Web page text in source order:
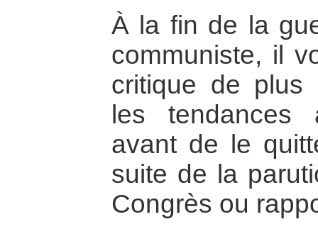
À la fin de la
communiste, il
critique de plus
les tendances
avant de le
suite de la
Congrès ou